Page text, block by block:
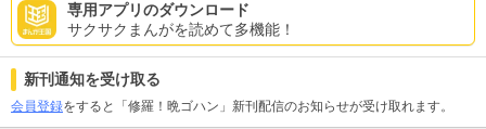
専用アプリのダウンロード
サクサクまんがを読めて多機能！
新刊通知を受け取る
会員登録をすると「修羅！晩ゴハン」新刊配信のお知らせが受け取れます。